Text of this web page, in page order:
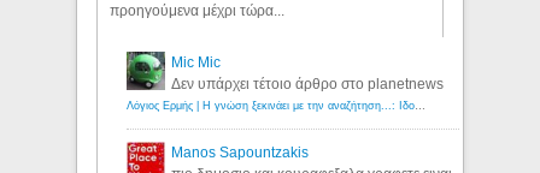
προηγούμενα μέχρι τώρα...
Mic Mic
Δεν υπάρχει τέτοιο άρθρο στο planetnews
Λόγιος Ερμής | Η γνώση ξεκινάει με την αναζήτηση...: Ιδού οι 18 που χρωστούν 11 δις ευρώ!
Manos Sapountzakis